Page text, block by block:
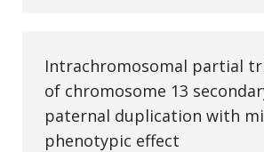
Intrachromosomal partial
of chromosome 13
paternal duplication with
phenotypic effect